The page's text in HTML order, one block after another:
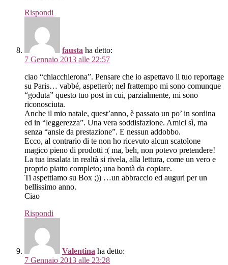
Rispondi
fausta ha detto:
7 Gennaio 2013 alle 22:57
ciao “chiacchierona”. Pensare che io aspettavo il tuo reportage
su Paris… vabbé, aspetterò; nel frattempo mi sono comunque
“goduta” questo tuo post in cui, parzialmente, mi sono
riconosciuta.
Anche il mio natale, quest’anno, è passato un po’ in sordina
ed in “leggerezza”. Una vera soddisfazione. Amici sì, ma
senza “ansie da prestazione”. E nessun addobbo.
Ecco, al contrario di te non ho ricevuto alcun scatolone
magico pieno di prodotti :( ma, beh, non potevo pretendere!
La tua insalata in realtà si rivela, alla lettura, come un vero e
proprio piatto completo; una bontà da copiare.
Ti aspettiamo su Box ;)) …un abbraccio ed auguri per un
bellissimo anno.
Ciao
Rispondi
Valentina ha detto:
7 Gennaio 2013 alle 23:28